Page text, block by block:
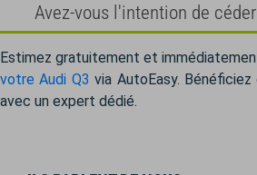
Avez-vous l'intention de
Estimez gratuitement et
votre Audi Q3 via AutoEasy.
avec un expert dédié.